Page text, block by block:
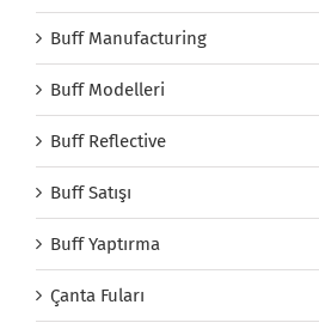
Buff Manufacturing
Buff Modelleri
Buff Reflective
Buff Satışı
Buff Yaptırma
Çanta Fuları